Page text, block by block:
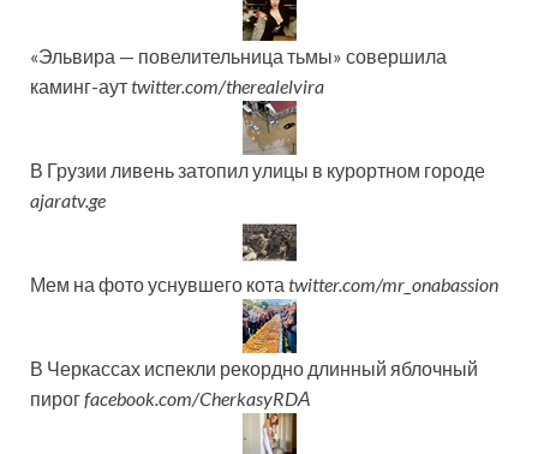
«Эльвира — повелительница тьмы» совершила
каминг-аутtwitter.com/therealelvira
В Грузии ливень затопил улицы в курортном городе
ajaratv.ge
Мем на фото уснувшего кота twitter.com/mr_onabassion
В Черкассах испекли рекордно длинный яблочный
пирогfacebook.com/CherkasyRDА